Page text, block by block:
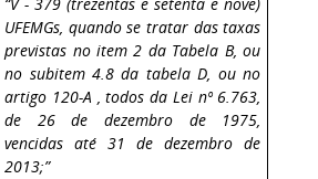
UFEMGs, quando se tratar das taxas
previstas no item 2 da Tabela B, ou
no subitem 4.8 da tabela D, ou no
artigo 120-A , todos da Lei nº 6.763,
de 26 de dezembro de 1975,
vencidas até 31 de dezembro de
2013;”